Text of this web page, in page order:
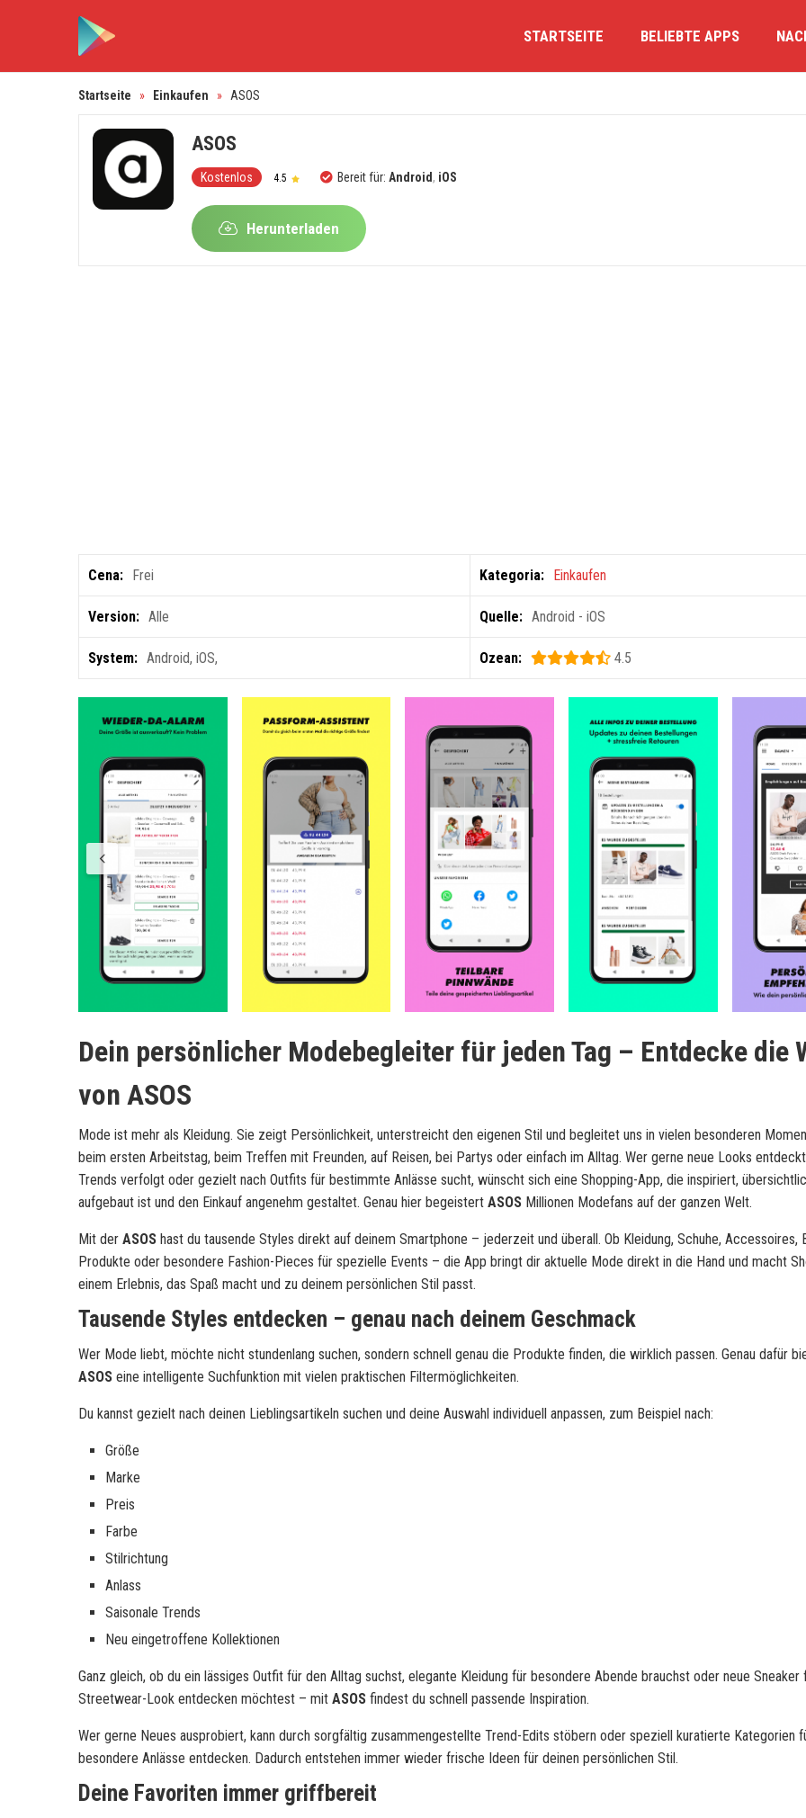
STARTSEITE BELIEBTE APPS
Startseite » Einkaufen » ASOS
ASOS
Kostenlos 4.5 Bereit für: Android , iOS
Herunterladen
Cena: Frei Kategoria: Einkaufen
Version: Alle Quelle: Android - iOS
System: Android, iOS, Ozean: 4.5
Dein persönlicher Modebegleiter für jeden Tag – Entdecke die
von ASOS
Mode ist mehr als Kleidung. Sie zeigt Persönlichkeit, unterstreicht den eigenen Stil und begleitet uns in vielen besonderen
beim ersten Arbeitstag, beim Treffen mit Freunden, auf Reisen, bei Partys oder einfach im Alltag. Wer gerne neue Looks
Trends verfolgt oder gezielt nach Outfits für bestimmte Anlässe sucht, wünscht sich eine Shopping-App, die inspiriert,
aufgebaut ist und den Einkauf angenehm gestaltet. Genau hier begeistert ASOS Millionen Modefans auf der ganzen Welt.
Mit der ASOS hast du tausende Styles direkt auf deinem Smartphone – jederzeit und überall. Ob Kleidung, Schuhe, Accessoires,
Produkte oder besondere Fashion-Pieces für spezielle Events – die App bringt dir aktuelle Mode direkt in die Hand und macht
einem Erlebnis, das Spaß macht und zu deinem persönlichen Stil passt.
Tausende Styles entdecken – genau nach deinem Geschmack
Wer Mode liebt, möchte nicht stundenlang suchen, sondern schnell genau die Produkte finden, die wirklich passen. Genau dafür
ASOS eine intelligente Suchfunktion mit vielen praktischen Filtermöglichkeiten.
Du kannst gezielt nach deinen Lieblingsartikeln suchen und deine Auswahl individuell anpassen, zum Beispiel nach:
Größe
Marke
Preis
Farbe
Stilrichtung
Anlass
Saisonale Trends
Neu eingetroffene Kollektionen
Ganz gleich, ob du ein lässiges Outfit für den Alltag suchst, elegante Kleidung für besondere Abende brauchst oder neue Sneaker
Streetwear-Look entdecken möchtest – mit ASOS findest du schnell passende Inspiration.
Wer gerne Neues ausprobiert, kann durch sorgfältig zusammengestellte Trend-Edits stöbern oder speziell kuratierte Kategorien
besondere Anlässe entdecken. Dadurch entstehen immer wieder frische Ideen für deinen persönlichen Stil.
Deine Favoriten immer griffbereit